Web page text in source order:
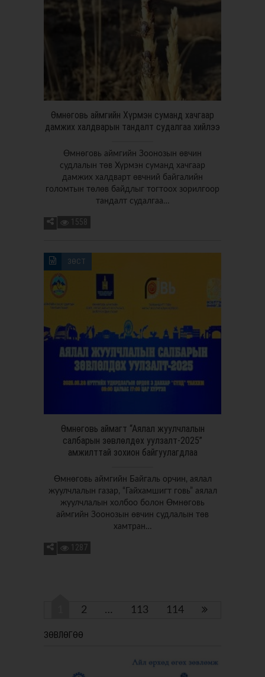
Өмнөговь аймгийн Хүрмэн суманд хачгаар
дамжих халдварын тандалт судалгаа хийлээ
Өмнөговь аймгийн Зоонозын өвчин
судлалын төв Хүрмэн суманд хачгаар
дамжих халдварт өвчний байгалийн
голомтын төлөв байдлыг тогтоох зорилгоор
тандалт судалгаа…
1558
ЗӨСТ
Өмнөговь аймагт “Аялал жуулчлалын
салбарын зөвлөлдөх уулзалт-2025”
амжилттай зохион байгуулагдлаа
Өмнөговь аймгийн Байгаль орчин, аялал
жуулчлалын газар, “Гайхамшигт говь” аялал
жуулчлалын холбоо болон Өмнөговь
аймгийн Зоонозын өвчин судлалын төв
хамтран…
1287
2 … 113 114
ЗӨВЛӨГӨӨ